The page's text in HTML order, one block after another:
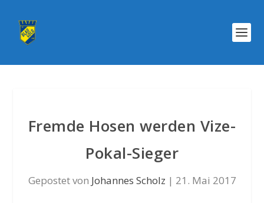
Fremde Hosen werden Vize-
Pokal-Sieger
Gepostet von Johannes Scholz | 21. Mai 2017